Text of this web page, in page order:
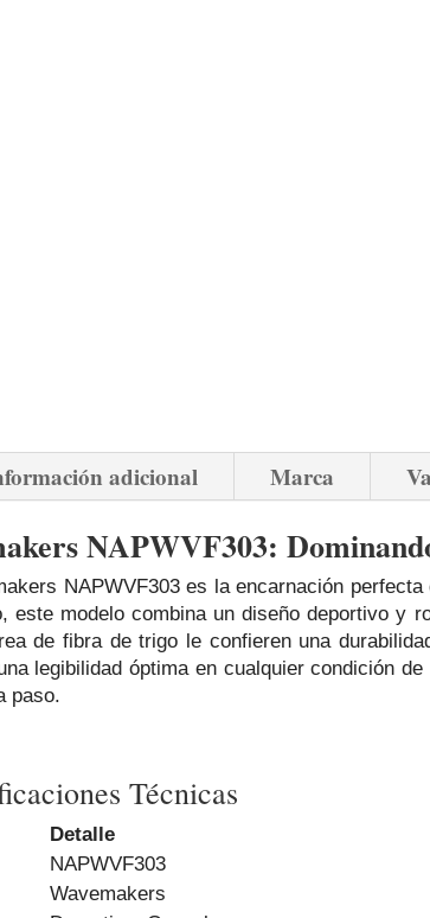
adicional Marca
NAPWVF303:
NAPWVF303 es la encarnación
este modelo combina un diseño deportivo y
de fibra de trigo le confieren una
legibilidad óptima en cualquier condición
paso.
Técnicas
Detalle
NAPWVF303
Wavemakers